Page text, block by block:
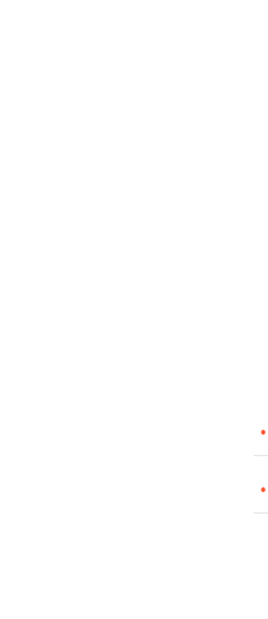

